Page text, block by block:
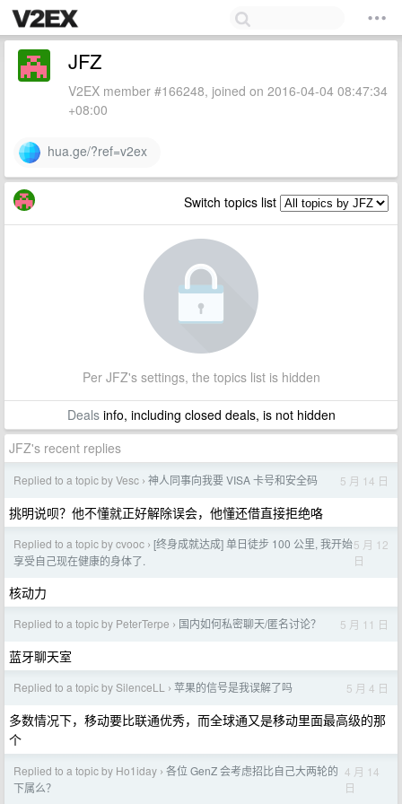
JFZ
V2EX member #166248, joined on 2016-04-04 08:47:34
+08:00
hua.ge/?ref=v2ex
Switch topics list
Per JFZ's settings, the topics list is hidden
Dealsinfo, including closed deals, is not hidden
JFZ's recent replies
Replied to a topic by Vesc › 神人同事向我要 VISA 卡号和安全码 5 月 14 日
挑明说呗？他不懂就正好解除误会，他懂还借直接拒绝咯
Replied to a topic by cvooc › [终身成就达成] 单日徒步 100 公里, 我开始
享受自己现在健康的身体了.
5 月 12
日
核动力
Replied to a topic by PeterTerpe › 国内如何私密聊天/匿名讨论？ 5 月 11 日
蓝牙聊天室
Replied to a topic by SilenceLL › 苹果的信号是我误解了吗 5 月 4 日
多数情况下，移动要比联通优秀，而全球通又是移动里面最高级的那
个
Replied to a topic by Ho1iday › 各位 GenZ 会考虑招比自己大两轮的
下属么？
4 月 14
日